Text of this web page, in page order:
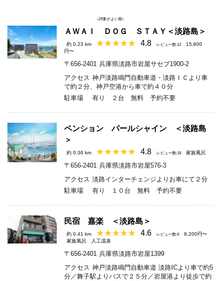
↓評価がよい順↓
ＡＷＡＩ ＤＯＧ ＳＴＡＹ＜淡路島＞
約 0.23 km 4.8 レビュー数:12
15,600
円〜
〒656-2401 兵庫県淡路市岩屋サセブ1900-2
アクセス 神戸淡路鳴門自動車道・淡路ＩＣより車
で約２分、神戸空港から車で約４０分
駐車場
有り ２台 無料 予約不要
ペンション パールシャイン ＜淡路島
＞
約 0.36 km 4.8 レビュー数:18 家族風呂
〒656-2401 兵庫県淡路市岩屋576-3
アクセス 淡路インターチェンジよりお車にて２分
駐車場
有り １０台 無料 予約不要
民宿 嘉楽 ＜淡路島＞
約 0.41 km 4.6 レビュー数:6
8,200円〜
家族風呂
人工温泉
〒656-2401 兵庫県淡路市岩屋1399
アクセス 神戸淡路鳴門自動車道 淡路ICより車で約5
分／舞子駅よりバスで２５分／岩屋港より徒歩で約